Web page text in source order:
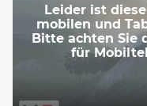
Leider ist
mobilen und
Bitte achten Sie
für